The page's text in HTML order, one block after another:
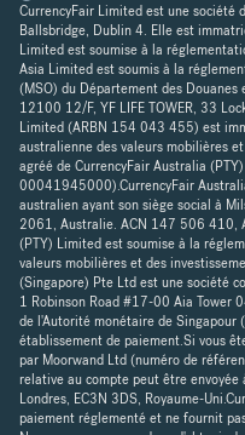
CurrencyFair Limited est une société
Ballsbridge, Dublin 4. Elle est
Limited est soumise à la
Asia Limited est soumis à la
(MSO) du Département des
12100 12/F, YF LIFE TOWER, 33
Limited (ARBN 154 043 455) est
australienne des valeurs mobilières
agréé de CurrencyFair Australia
00041945000).CurrencyFair
australien ayant son siège social à
2061, Australie. ACN 147 506 410,
(PTY) Limited est soumise à la
valeurs mobilières et des
(Singapore) Pte Ltd est une société
1 Robinson Road #17-00 Aia Tower
de l'Autorité monétaire de
établissement de paiement.Si vous
par Moorwand Ltd (numéro de
relative au compte peut être envoyée
Londres, EC3N 3DS, Royaume-
paiement réglementé et ne fournit